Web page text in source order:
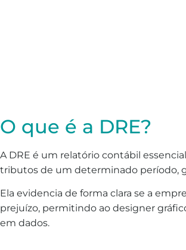
O que é a DRE?
A DRE é um relatório contábil
tributos de um determinado período,
Ela evidencia de forma clara se a
prejuízo, permitindo ao designer
em dados.